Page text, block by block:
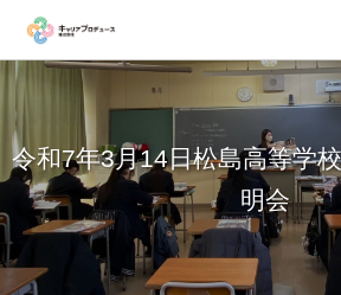
令和7年3月14日松島高等学
明会